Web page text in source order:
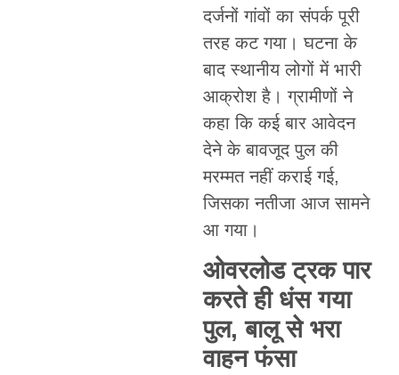
दर्जनों गांवों का संपर्क पूरी
तरह कट गया। घटना के
बाद स्थानीय लोगों में भारी
आक्रोश है। ग्रामीणों ने
कहा कि कई बार आवेदन
देने के बावजूद पुल की
मरम्मत नहीं कराई गई,
जिसका नतीजा आज सामने
आ गया।
ओवरलोड ट्रक पार
करते ही धंस गया
पुल, बालू से भरा
वाहन फंसा